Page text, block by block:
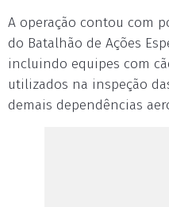
A operação contou com
do Batalhão de Ações
incluindo equipes com
utilizados na inspeção
demais dependências